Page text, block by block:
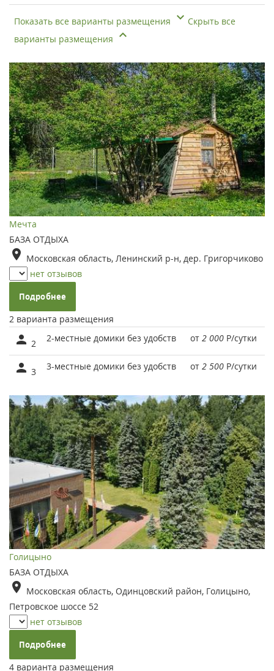
Показать все варианты размещения
Скрыть все
варианты размещения
Мечта
БАЗА ОТДЫХА
Московская область, Ленинский р-н, дер. Григорчиково
нет отзывов
Подробнее
2 варианта размещения
2 2-местные домики без удобств от 2 000 Р/сутки
3 3-местные домики без удобств от 2 500 Р/сутки
Голицыно
БАЗА ОТДЫХА
Московская область, Одинцовский район, Голицыно,
Петровское шоссе 52
нет отзывов
Подробнее
4 варианта размещения